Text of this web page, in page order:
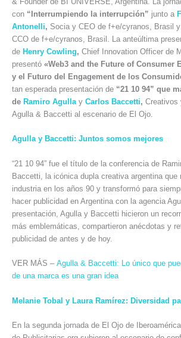
con “Interrumpiendo la interrupción” junto a
Antonelli, Socia y CEO de f+e/cyranos, Brasil y
CCO de f+e/cyranos, Brasil. La anteúltima
de Henry Cowling, Chief Innovation Officer de
presentó «Web3 and the Future of Consumer
y el Futuro del Engagement de los
tan esperada presentación de “21 10 94” que
de Ramiro Agullay Carlos Baccetti, Creativos
Agulla & Baccetti al escenario de El Ojo.
Agulla y Baccetti: Juntos somos mejores
“21 10 94” fue el título de la conferencia de
Baccetti, la icónica dupla creativa argentina que
industria en los años 90 y transformó para
hacer publicidad en Argentina con la agencia
presentación, Agulla y Baccetti hicieron un
más emblemáticas, compartieron anécdotas y
publicidad de antes y de hoy.
VER MÁS – Agulla & Baccetti: Lo único que
de una marca es una gran idea
Melanie Tobal y Laura Ramírez: Diversidad
En la segunda jornada de El Ojo de